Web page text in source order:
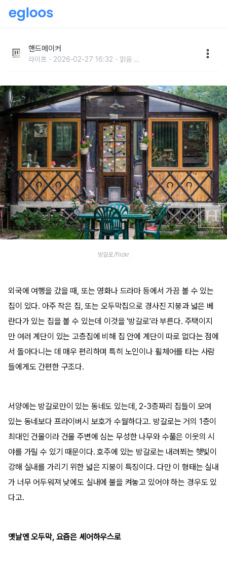
핸드메이커
라이프 2026-02-27 16:32 읽음 ...
방갈로 /flickr
외국에 여행을 갔을 때, 또는 영화나 드라마 등에서 가끔 볼 수 있는
집이 있다. 아주 작은 집, 또는 오두막집으로 경사진 지붕과 넓은 베
란다가 있는 집을 볼 수 있는데 이것을 '방갈로'라 부른다. 주택이지
만 여러 계단이 있는 고층집에 비해 집 안에 계단이 따로 없다는 점에
서 돌아다니는 데 매우 편리하며 특히 노인이나 휠체어를 타는 사람
들에게도 간편한 구조다.
서양에는 방갈로만이 있는 동네도 있는데, 2-3층짜리 집들이 모여
있는 동네보다 프라이버시 보호가 수월하다고. 방갈로는 거의 1층이
최대인 건물이라 건물 주변에 심는 무성한 나무와 수풀은 이웃의 시
야를 가릴 수 있기 때문이다. 호주에 있는 방갈로는 내려쬐는 햇빛이
강해 실내를 가리기 위한 넓은 지붕이 특징이다. 다만 이 형태는 실내
가 너무 어두워져 낮에도 실내에 불을 켜놓고 있어야 하는 경우도 있
다고.
옛날엔 오두막, 요즘은 셰어하우스로